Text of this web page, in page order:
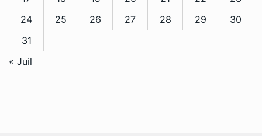
24
25 26 27 28 29
30
31
« Juil